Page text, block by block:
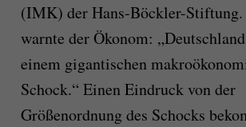
(IMK) der Hans-Böckler-
warnte der Ökonom:
einem gigantischen
Schock.“ Einen Eindruck von der
Größenordnung des Schocks